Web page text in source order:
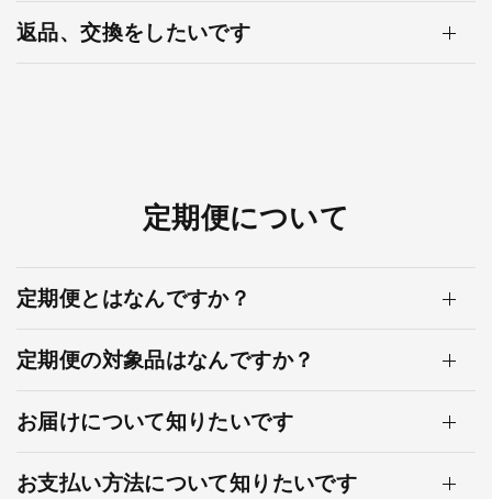
返品、交換をしたいです
定期便について
定期便とはなんですか？
定期便の対象品はなんですか？
お届けについて知りたいです
お支払い方法について知りたいです